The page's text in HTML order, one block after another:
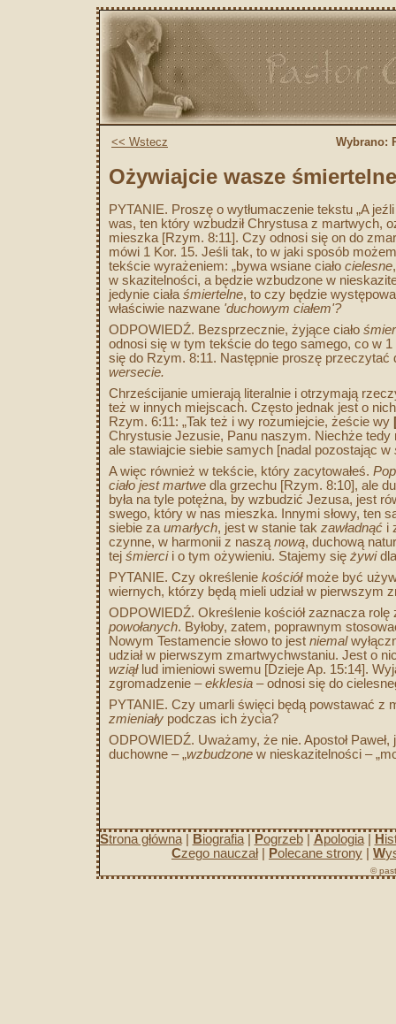
<< Wstecz Wybrano:
Ożywiajcie wasze
PYTANIE. Proszę o wytłumaczenie tekstu „A
was, ten który wzbudził Chrystusa z martwych,
mieszka [Rzym. 8:11]. Czy odnosi się on do
mówi 1 Kor. 15. Jeśli tak, to w jaki sposób
tekście wyrażeniem: „bywa wsiane ciało cielesne
w skazitelności, a będzie wzbudzone w
jedynie ciała śmiertelne, to czy będzie
właściwie nazwane 'duchowym ciałem'?
ODPOWIEDŹ. Bezsprzecznie, żyjące ciało
odnosi się w tym tekście do tego samego, co w
się do Rzym. 8:11. Następnie proszę
wersecie.
Chrześcijanie umierają literalnie i otrzymają
też w innych miejscach. Często jednak jest o
Rzym. 6:11: „Tak też i wy rozumiejcie, żeście wy
Chrystusie Jezusie, Panu naszym. Niechże
ale stawiajcie siebie samych [nadal pozostając w
A więc również w tekście, który zacytowałeś.
ciało jest martwe dla grzechu [Rzym. 8:10], ale
była na tyle potężna, by wzbudzić Jezusa, jest
swego, który w nas mieszka. Innymi słowy, ten
siebie za umarłych, jest w stanie tak zawładnąć i
czynne, w harmonii z naszą nową, duchową
tej śmiercii o tym ożywieniu. Stajemy się żywi
PYTANIE. Czy określenie kościółmoże być
wiernych, którzy będą mieli udział w pierwszym
ODPOWIEDŹ. Określenie kościół zaznacza
powołanych. Byłoby, zatem, poprawnym
Nowym Testamencie słowo to jest niemal
udział w pierwszym zmartwychwstaniu. Jest o
wziąłlud imieniowi swemu [Dzieje Ap. 15:14].
zgromadzenie –ekklesia – odnosi się do
PYTANIE. Czy umarli święci będą powstawać z
zmieniały podczas ich życia?
ODPOWIEDŹ. Uważamy, że nie. Apostoł
duchowne – „wzbudzone w nieskazitelności –
Strona główna| Biografia| Pogrzeb| Apologia| H
Czego nauczał| Polecane strony W
©